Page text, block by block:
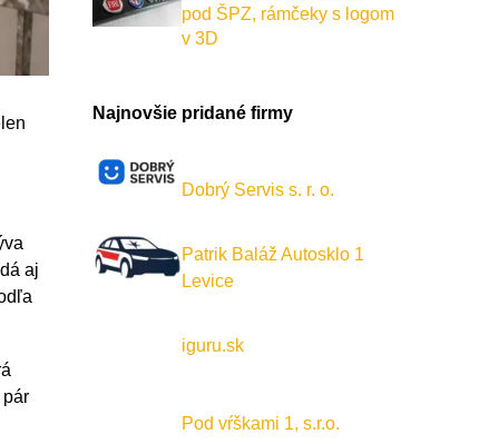
aj
pod ŠPZ, rámčeky s logom
v 3D
Najnovšie pridané firmy
Dobrý Servis s. r. o.
Patrik Baláž Autosklo 1
Levice
iguru.sk
Pod vŕškami 1, s.r.o.